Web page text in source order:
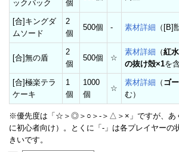
ックパック
個
[合]キングダ
ムソード
2
個
500個 - 素材詳細 （[B]
[合]無の盾
2
個
500個 ☆
素材詳細 （紅
の抜け殻×1を
[合]極楽テラ
ケーキ
1
個
1000
個
☆
素材詳細 （ ゴ
む）
※優先度は「☆＞◎＞○＞-＞△＞×」ですが、あ
に初心者向け）。とくに「-」は各プレイヤーの
きいです。